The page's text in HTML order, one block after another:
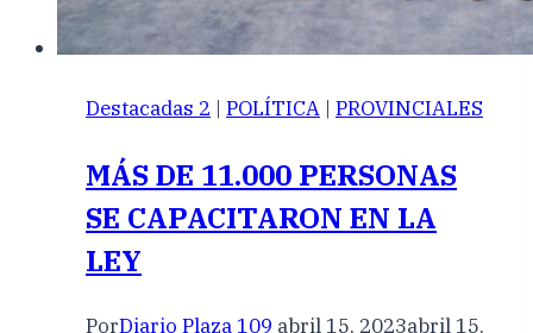
Destacadas 2 | POLÍTICA | PROVINCIALES
MÁS DE 11.000 PERSONAS
SE CAPACITARON EN LA
LEY
PorDiario Plaza 109 abril 15, 2023abril 15,